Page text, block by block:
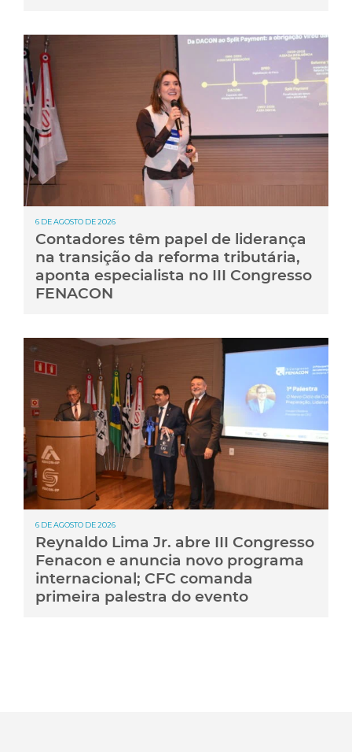
6 DE AGOSTO DE 2026
Contadores têm papel de liderança
na transição da reforma tributária,
aponta especialista no III Congresso
FENACON
6 DE AGOSTO DE 2026
Reynaldo Lima Jr. abre III Congresso
Fenacon e anuncia novo programa
internacional; CFC comanda
primeira palestra do evento